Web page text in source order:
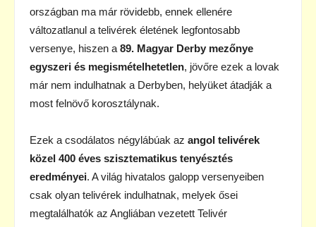
országban ma már rövidebb, ennek ellenére
változatlanul a telivérek életének legfontosabb
versenye, hiszen a 89. Magyar Derby mezőnye
egyszeri és megismételhetetlen, jövőre ezek a lovak
már nem indulhatnak a Derbyben, helyüket átadják a
most felnövő korosztálynak.
Ezek a csodálatos négylábúak az angol telivérek
közel 400 éves szisztematikus tenyésztés
eredményei. A világ hivatalos galopp versenyeiben
csak olyan telivérek indulhatnak, melyek ősei
megtalálhatók az Angliában vezetett Telivér